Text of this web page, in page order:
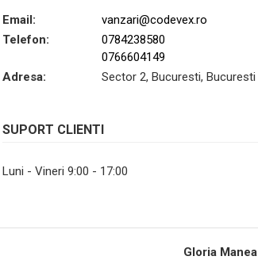
Email:
vanzari@codevex.ro
Telefon:
0784238580
0766604149
Adresa:
Sector 2, Bucuresti, Bucuresti
SUPORT CLIENTI
Luni - Vineri 9:00 - 17:00
Gloria Manea